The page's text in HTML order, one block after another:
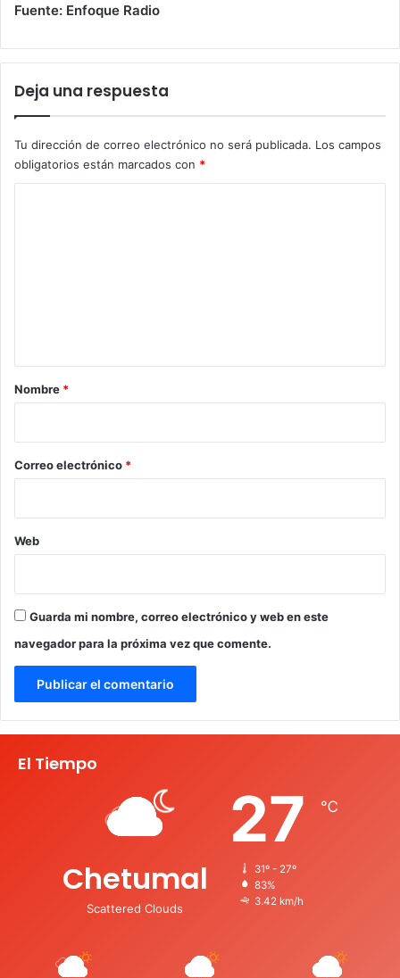
Fuente: Enfoque Radio
Deja una respuesta
Tu dirección de correo electrónico no será publicada. Los campos
obligatorios están marcados con *
r
*
Nombre *
Correo electrónico *
Web
Guarda mi nombre, correo electrónico y web en este
navegador para la próxima vez que comente.
El Tiempo
Chetumal
Scattered Clouds
27 ℃
31º - 27º
83%
3.42 km/h